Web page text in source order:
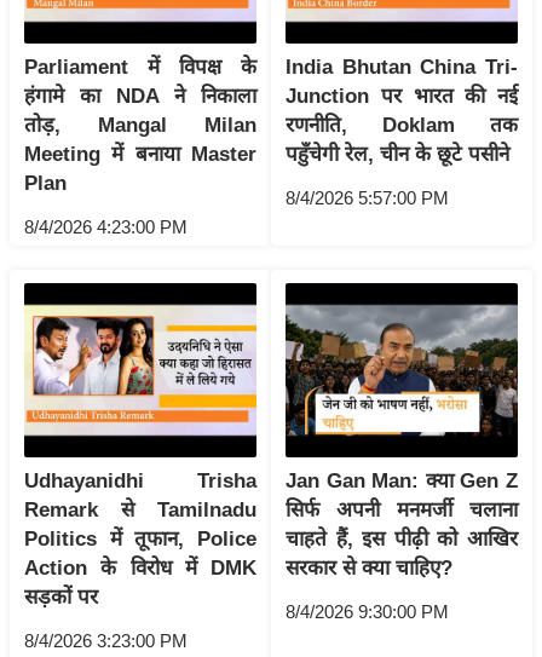
ध
र्म
ज्यो
ति
ष
प्र
भु
हि
मा
ध
र्म
स्थ
ल
व्र
त
त्यो
हा
र
Parliament में विपक्ष के
हंगामे का NDA ने निकाला
तोड़, Mangal Milan
Meeting में बनाया Master
Plan
8/4/2026 4:23:00 PM
India Bhutan China Tri-
Junction पर भारत की नई
रणनीति, Doklam तक
पहुँचेगी रेल, चीन के छूटे पसीने
8/4/2026 5:57:00 PM
Udhayanidhi Trisha
Remark से Tamilnadu
Politics में तूफान, Police
Action के विरोध में DMK
सड़कों पर
8/4/2026 3:23:00 PM
Jan Gan Man: क्या Gen Z
सिर्फ अपनी मनमर्जी चलाना
चाहते हैं, इस पीढ़ी को आखिर
सरकार से क्या चाहिए?
8/4/2026 9:30:00 PM